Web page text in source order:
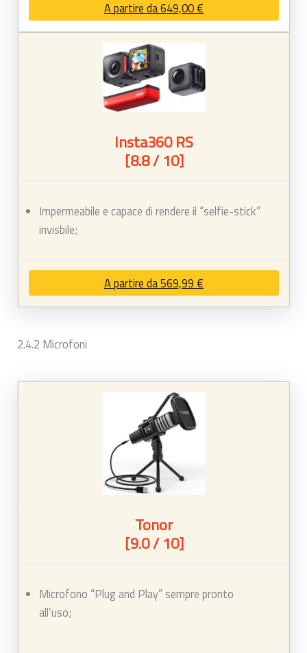
A partire da 649,00 €
Insta360 RS
[8.8 / 10]
Impermeabile e capace di rendere il “selfie-stick”
invisbile;
A partire da 569,99 €
2.4.2 Microfoni
Tonor
[9.0 / 10]
Microfono “Plug and Play” sempre pronto
all’uso;